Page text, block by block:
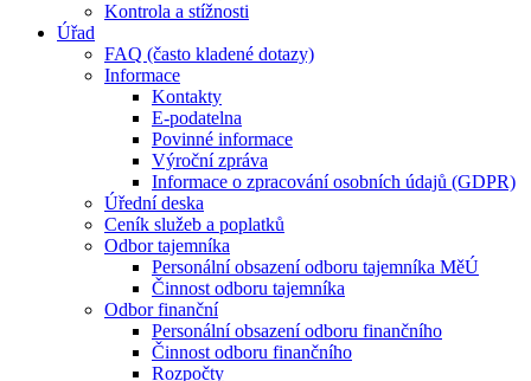
Kontrola a stížnosti
Úřad
FAQ (často kladené dotazy)
Informace
Kontakty
E-podatelna
Povinné informace
Výroční zpráva
Informace o zpracování osobních údajů (GDPR)
Úřední deska
Ceník služeb a poplatků
Odbor tajemníka
Personální obsazení odboru tajemníka MěÚ
Činnost odboru tajemníka
Odbor finanční
Personální obsazení odboru finančního
Činnost odboru finančního
Rozpočty